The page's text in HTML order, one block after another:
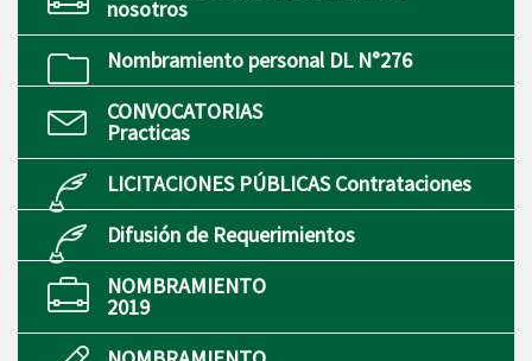
nosotros
Nombramiento personal DL N°276
CONVOCATORIAS
Practicas
LICITACIONES PÚBLICAS Contrataciones
Difusión de Requerimientos
NOMBRAMIENTO
2019